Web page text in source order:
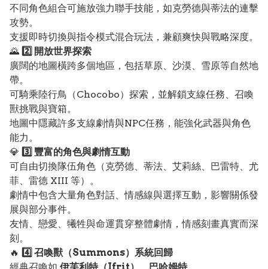
不同角色組合可施放強力聯手技能，如克勞德與蒂法的連擊
攻勢。
支援即時切換與指令模式混合玩法，兼顧爽快與戰略深度。
🌄 2️⃣ 開放世界探索
廣闊的地圖橫跨多個地區，包括草原、沙漠、雪原等自然地
帶。
可騎乘陸行鳥（Chocobo）探索，並解鎖支線任務、召喚
獸挑戰與寶箱。
地圖中隱藏許多支線劇情與NPC任務，能強化武器與角色
能力。
💎 3️⃣ 豐富的角色與劇情互動
可自由切換隊伍角色（克勞德、蒂法、艾莉絲、巴雷特、尤
菲、雷德 XIII 等）。
劇情中包含大量角色對話、情感線與選擇互動，影響關係發
展與部分事件。
友情、戀愛、犧牲與命運貫穿整體劇情，情感刻畫真實而深
刻。
🔥 4️⃣ 召喚獸（Summons）系統回歸